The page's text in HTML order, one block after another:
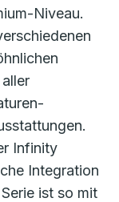
Niveau.
Infinity
Integration
ist so mit